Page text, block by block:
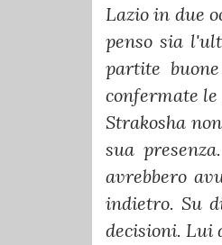
Lazio in due
penso sia
partite
confermate le
Strakosha
sua
avrebbero
indietro. Su
decisioni. Lui